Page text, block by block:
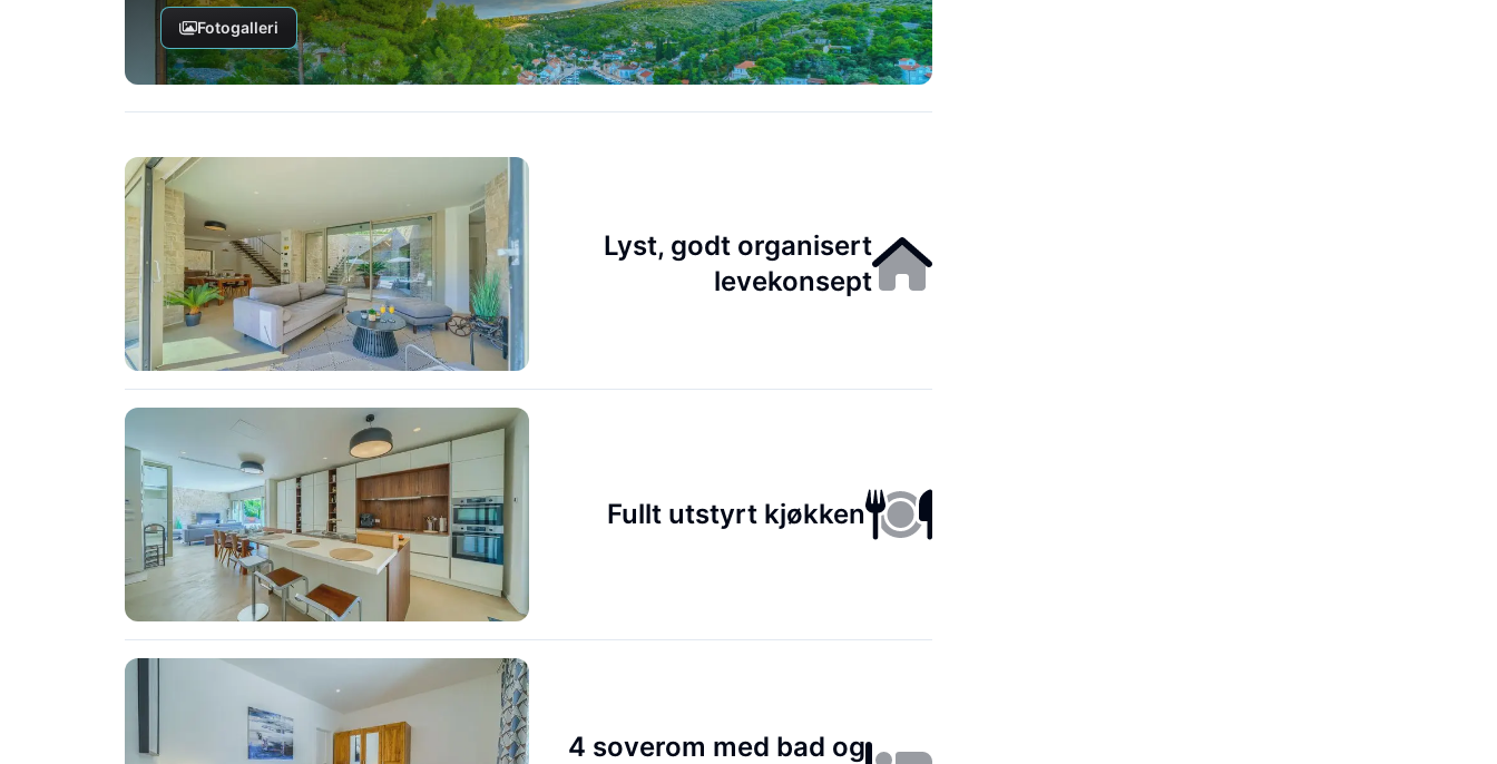
Fotogalleri
Lyst, godt organisert
levekonsept
Fullt utstyrt kjøkken
4 soverom med bad og